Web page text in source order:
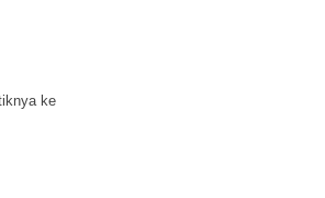
ke